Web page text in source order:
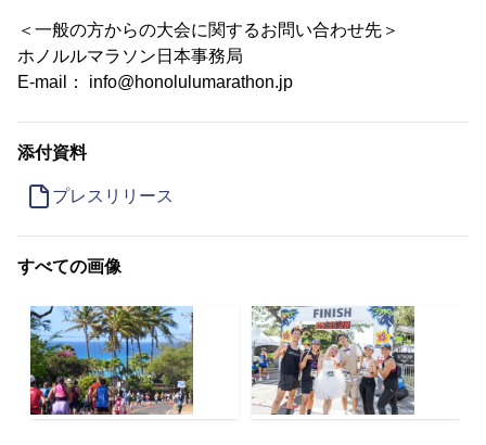
＜一般の方からの大会に関するお問い合わせ先＞
ホノルルマラソン日本事務局
E-mail： info@honolulumarathon.jp
添付資料
プレスリリース
すべての画像